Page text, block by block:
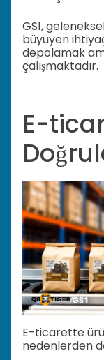
GS1,
büyüyen
depolamak
çalışmaktadır.
E-
E-ticarette
nedenlerden